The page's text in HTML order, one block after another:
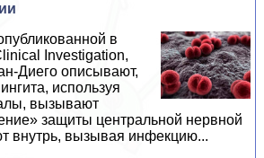
в
Investigation,
Диего описывают,
используя
вызывают
защиты центральной нервной
внутрь, вызывая инфекцию...